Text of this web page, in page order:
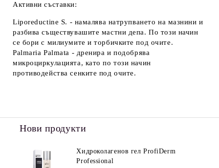
Активни съставки:
Liporeductine S. - намалява натрупването на мазнини и
разбива съществувашите мастни депа. По този начин
се бори с милиумите и торбичките под очите.
Palmaria Palmata - дренира и подобрява
микроциркулацията, като по този начин
противодейства сенките под очите.
Нови продукти
Хидроколагенов гел ProfiDerm
Professional